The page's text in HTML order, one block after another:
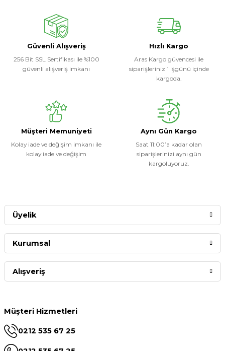
Güvenli Alışveriş
256 Bit SSL Sertifikası ile %100
güvenli alışveriş imkanı
Hızlı Kargo
Aras Kargo güvencesi ile
siparişleriniz 1 işgünü içinde
kargoda.
Müşteri Memuniyeti
Kolay iade ve değişim imkanı ile
kolay iade ve değişim
Aynı Gün Kargo
Saat 11:00’a kadar olan
siparişlerinizi aynı gün
kargoluyoruz.
Müşteri Hizmetleri
0212 535 67 25
Üyelik
Kurumsal
Alışveriş